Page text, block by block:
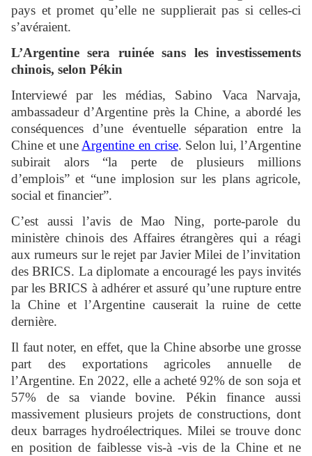
pays et promet qu’elle ne supplierait pas si celles-ci
s’avéraient.
L’Argentine sera ruinée sans les investissements
chinois, selon Pékin
Interviewé par les médias, Sabino Vaca Narvaja,
ambassadeur d’Argentine près la Chine, a abordé les
conséquences d’une éventuelle séparation entre la
Chine et une Argentine en crise. Selon lui, l’Argentine
subirait alors “la perte de plusieurs millions
d’emplois” et “une implosion sur les plans agricole,
social et financier”.
C’est aussi l’avis de Mao Ning, porte-parole du
ministère chinois des Affaires étrangères qui a réagi
aux rumeurs sur le rejet par Javier Milei de l’invitation
des BRICS. La diplomate a encouragé les pays invités
par les BRICS à adhérer et assuré qu’une rupture entre
la Chine et l’Argentine causerait la ruine de cette
dernière.
Il faut noter, en effet, que la Chine absorbe une grosse
part des exportations agricoles annuelle de
l’Argentine. En 2022, elle a acheté 92% de son soja et
57% de sa viande bovine. Pékin finance aussi
massivement plusieurs projets de constructions, dont
deux barrages hydroélectriques. Milei se trouve donc
en position de faiblesse vis-à -vis de la Chine et ne